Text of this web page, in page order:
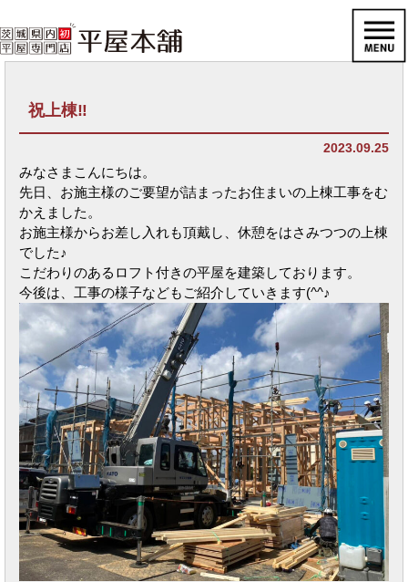
祝上棟‼
2023.09.25
みなさまこんにちは。
先日、お施主様のご要望が詰まったお住まいの上棟工事をむ
かえました。
お施主様からお差し入れも頂戴し、休憩をはさみつつの上棟
でした♪
こだわりのあるロフト付きの平屋を建築しております。
今後は、工事の様子などもご紹介していきます(^^♪